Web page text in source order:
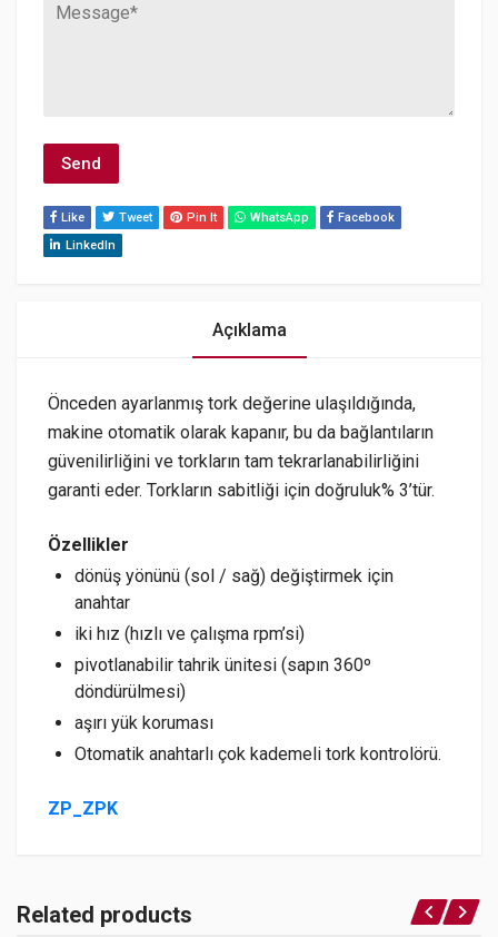
Like Tweet Pin It WhatsApp
Facebook
LinkedIn
Açıklama
Önceden ayarlanmış tork değerine ulaşıldığında,
makine otomatik olarak kapanır, bu da bağlantıların
güvenilirliğini ve torkların tam tekrarlanabilirliğini
garanti eder. Torkların sabitliği için doğruluk% 3’tür.
Özellikler
dönüş yönünü (sol / sağ) değiştirmek için
anahtar
iki hız (hızlı ve çalışma rpm’si)
pivotlanabilir tahrik ünitesi (sapın 360º
döndürülmesi)
aşırı yük koruması
Otomatik anahtarlı çok kademeli tork kontrolörü.
ZP_ZPK
Related products